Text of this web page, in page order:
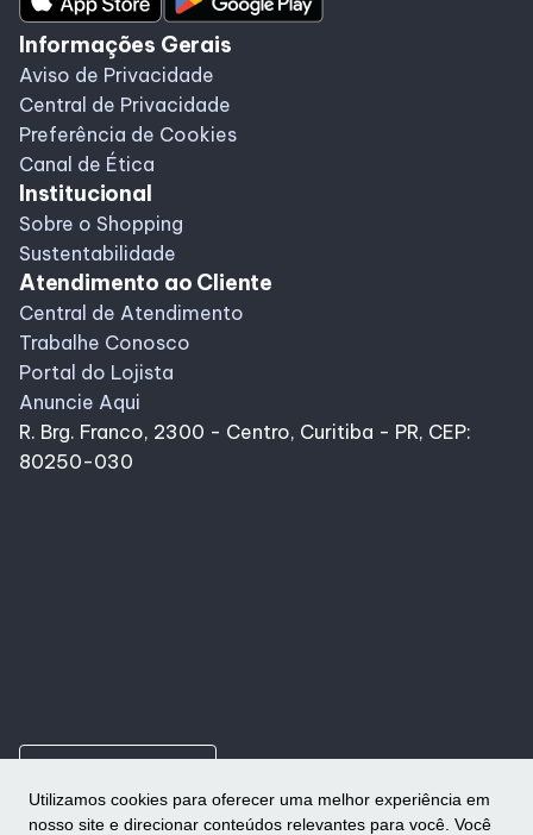
Utilizamos cookies para oferecer uma melhor experiência em
nosso site e direcionar conteúdos relevantes para você. Você
Informações Gerais
Aviso de Privacidade
Central de Privacidade
Preferência de Cookies
Canal de Ética
Institucional
Sobre o Shopping
Sustentabilidade
Atendimento ao Cliente
Central de Atendimento
Trabalhe Conosco
Portal do Lojista
Anuncie Aqui
R. Brg. Franco, 2300 - Centro, Curitiba - PR, CEP:
80250-030